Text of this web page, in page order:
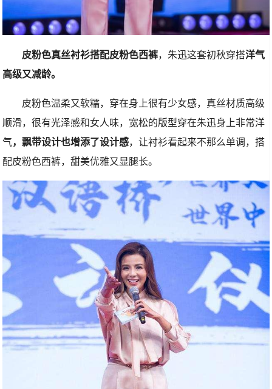
皮粉色真丝衬衫搭配皮粉色西裤，朱迅这套初秋穿搭洋气
高级又减龄。
皮粉色温柔又软糯，穿在身上很有少女感，真丝材质高级
顺滑，很有光泽感和女人味，宽松的版型穿在朱迅身上非常洋
气，飘带设计也增添了设计感，让衬衫看起来不那么单调，搭
配皮粉色西裤，甜美优雅又显腿长。